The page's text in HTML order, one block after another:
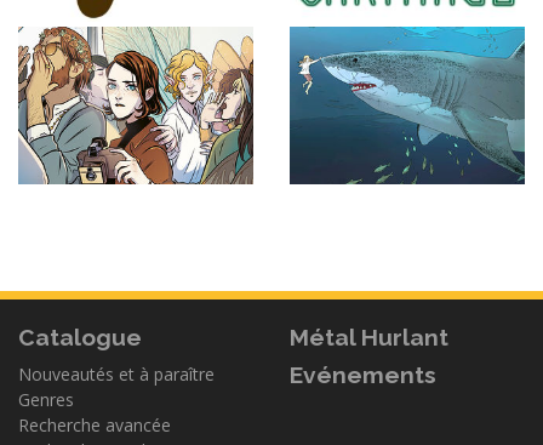
Catalogue
Nouveautés et à paraître
Genres
Recherche avancée
Métal Hurlant
Evénements